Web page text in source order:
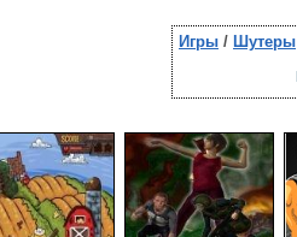
Игры / Шутеры